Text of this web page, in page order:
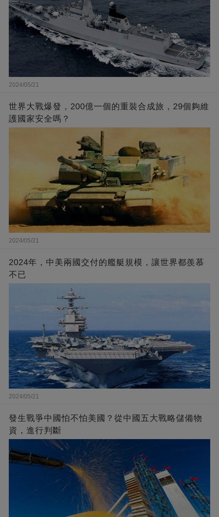
2024/05/21
世界大戰爆發，200億一個的重裝合成旅，29個夠維
護國家安全嗎？
2024/05/21
2024年，中美兩國交付的艦艇規模，讓世界都羨慕
不已
2024/05/21
發生戰爭中國怕不怕美國？從中國五大戰略儲備物
資，進行判斷